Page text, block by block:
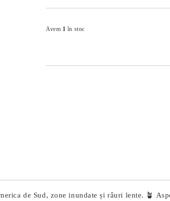
Avem 1 în stoc
de Sud, zone inundate și râuri lente. 🪴